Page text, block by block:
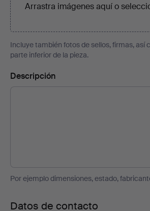
Arrastra imágenes aquí o
Incluye también fotos de sellos, firmas, así
parte inferior de la pieza.
Descripción
Por ejemplo dimensiones, estado,
Datos de contacto